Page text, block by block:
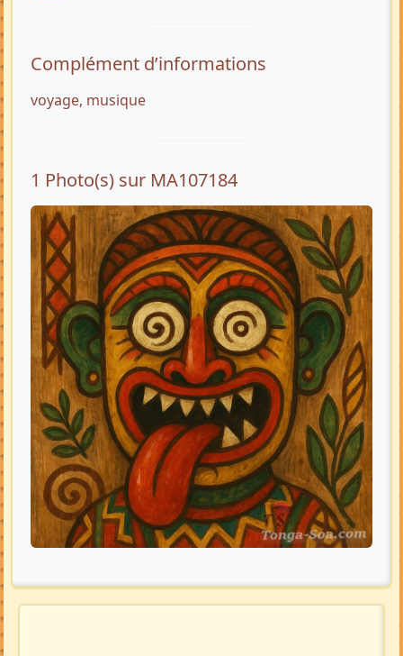
Complément d’informations
voyage, musique
1 Photo(s) sur MA107184